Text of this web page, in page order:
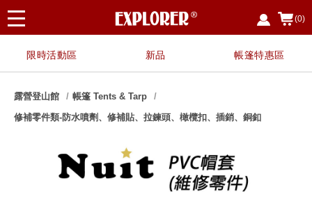
(0)
限時活動區 新品 帳篷特惠區
露營登山館
帳篷 Tents & Tarp
修補零件類-防水噴劑、修補貼、拉鍊頭、橄欖扣、插銷、銅釦